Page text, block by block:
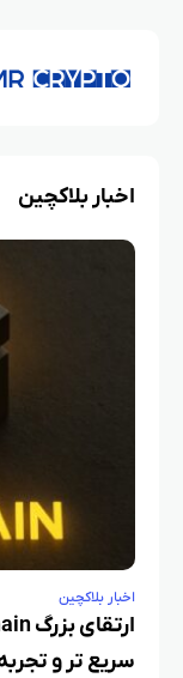
اخبار بلاکچین
اخبار بلاکچین
سریع‌ تر و